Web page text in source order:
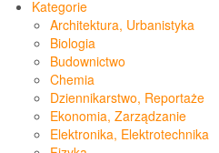
Kategorie
Architektura, Urbanistyka
Biologia
Budownictwo
Chemia
Dziennikarstwo, Reportaże
Ekonomia, Zarządzanie
Elektronika, Elektrotechnika